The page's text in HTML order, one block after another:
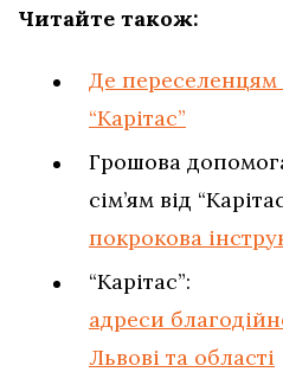
Читайте також:
Де переселенцям
“Карітас”
Грошова
сім’ям від
покрокова
“Карітас”:
адреси
Львові та області